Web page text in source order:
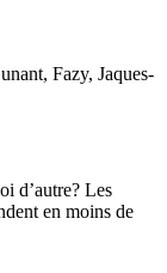
Fazy, Jaques-
d’autre? Les
en moins de